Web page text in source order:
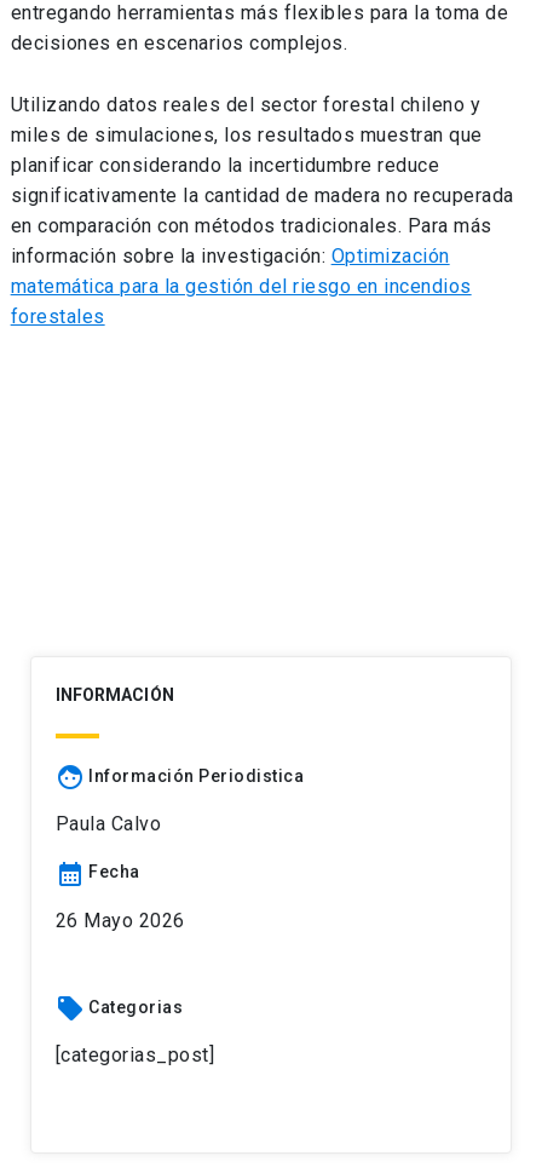
entregando herramientas más flexibles para la toma de
decisiones en escenarios complejos.
Utilizando datos reales del sector forestal chileno y
miles de simulaciones, los resultados muestran que
planificar considerando la incertidumbre reduce
significativamente la cantidad de madera no recuperada
en comparación con métodos tradicionales. Para más
información sobre la investigación: Optimización
matemática para la gestión del riesgo en incendios
forestales
INFORMACIÓN
face Información Periodistica
Paula Calvo
calendar_month Fecha
26 Mayo 2026
local_offer Categorias
[categorias_post]